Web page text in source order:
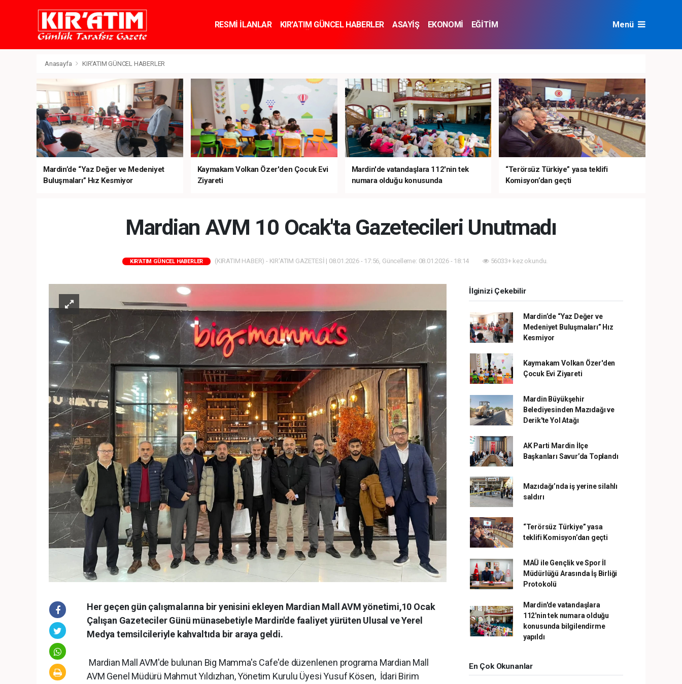
RESMİ İLANLAR KIR'ATIM GÜNCEL HABERLER ASAYİŞ EKONOMİ
EĞİTİM
Menü
Anasayfa KIR'ATIM GÜNCEL HABERLER
Mardin’de “Yaz Değer ve Medeniyet
Buluşmaları” Hız Kesmiyor
Kaymakam Volkan Özer'den Çocuk Evi
Ziyareti
Mardin'de vatandaşlara 112'nin tek
numara olduğu konusunda
“Terörsüz Türkiye” yasa teklifi
Komisyon’dan geçti
Mardian AVM 10 Ocak'ta Gazetecileri Unutmadı
KIR'ATIM GÜNCEL HABERLER (KIRATIM HABER) - KIR'ATIM GAZETESİ | 08.01.2026 - 17:56, Güncelleme: 08.01.2026 - 18:14 56033+ kez okundu.
Her geçen gün çalışmalarına bir yenisini ekleyen Mardian Mall AVM yönetimi,10 Ocak
Çalışan Gazeteciler Günü münasebetiyle Mardin'de faaliyet yürüten Ulusal ve Yerel
Medya temsilcileriyle kahvaltıda bir araya geldi.
Mardian Mall AVM'de bulunan Big Mamma's Cafe'de düzenlenen programa Mardian Mall
AVM Genel Müdürü Mahmut Yıldızhan, Yönetim Kurulu Üyesi Yusuf Kösen, İdari Birim
İlginizi Çekebilir
Mardin’de “Yaz Değer ve
Medeniyet Buluşmaları” Hız
Kesmiyor
Kaymakam Volkan Özer'den
Çocuk Evi Ziyareti
Mardin Büyükşehir
Belediyesinden Mazıdağı ve
Derik'te Yol Atağı
AK Parti Mardin İlçe
Başkanları Savur’da Toplandı
Mazıdağı’nda iş yerine silahlı
saldırı
“Terörsüz Türkiye” yasa
teklifi Komisyon’dan geçti
MAÜ ile Gençlik ve Spor İl
Müdürlüğü Arasında İş Birliği
Protokolü
Mardin'de vatandaşlara
112'nin tek numara olduğu
konusunda bilgilendirme
yapıldı
En Çok Okunanlar